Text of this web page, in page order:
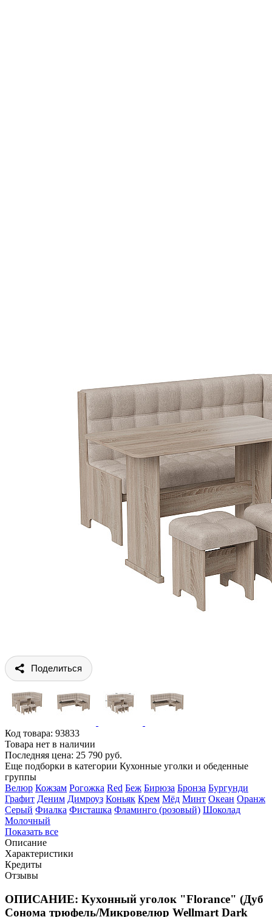
Поделиться
Код товара: 93833
Товара нет в наличии
Последняя цена: 25 790 руб.
Еще подборки в категории Кухонные уголки и обеденные
группы
Велюр Кожзам Рогожка Red Беж Бирюза Бронза Бургунди
Графит Деним Димроуз Коньяк Крем Мёд Минт Океан Оранж
Серый Фиалка Фисташка Фламинго (розовый) Шоколад
Молочный
Показать все
Описание
Характеристики
Кредиты
Отзывы
ОПИСАНИЕ: Кухонный уголок "Florance" (Дуб
Сонома трюфель/Микровелюр Wellmart Dark